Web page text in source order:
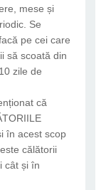
mese și
Se
pe cei care
să scoată din
zile de
că
în acest scop
călătorii
cât și în